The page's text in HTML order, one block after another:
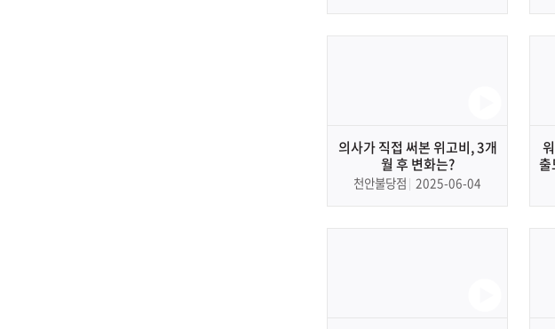
의사가 직접 써본 위고비, 3개
월 후 변화는?
천안불당점 2025-06-04
출